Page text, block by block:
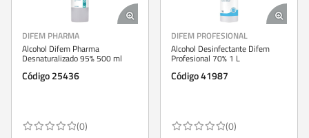
DIFEM PHARMA
Alcohol Difem Pharma
Desnaturalizado 95% 500 ml
Código 25436
(0)
DIFEM PROFESIONAL
Alcohol Desinfectante Difem
Profesional 70% 1 L
Código 41987
(0)